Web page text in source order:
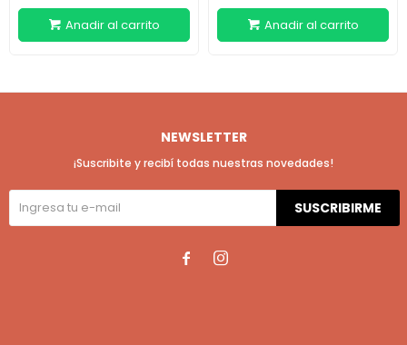
NEWSLETTER
¡Suscribite y recibí todas nuestras novedades!
SUSCRIBIRME
 